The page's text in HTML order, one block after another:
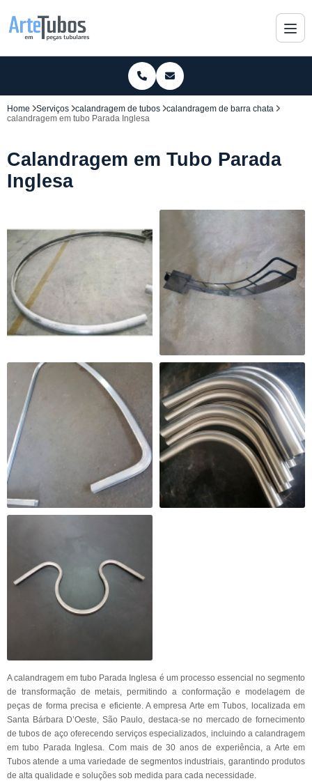
Home Serviços calandragem de tubos
calandragem de barra chata
calandragem em tubo Parada Inglesa
Calandragem em Tubo Parada
Inglesa
A calandragem em tubo Parada Inglesa é um processo essencial no segmento
de transformação de metais, permitindo a conformação e modelagem de
peças de forma precisa e eficiente. A empresa Arte em Tubos, localizada em
Santa Bárbara D’Oeste, São Paulo, destaca-se no mercado de fornecimento
de tubos de aço oferecendo serviços especializados, incluindo a calandragem
em tubo Parada Inglesa. Com mais de 30 anos de experiência, a Arte em
Tubos atende a uma variedade de segmentos industriais, garantindo produtos
de alta qualidade e soluções sob medida para cada necessidade.